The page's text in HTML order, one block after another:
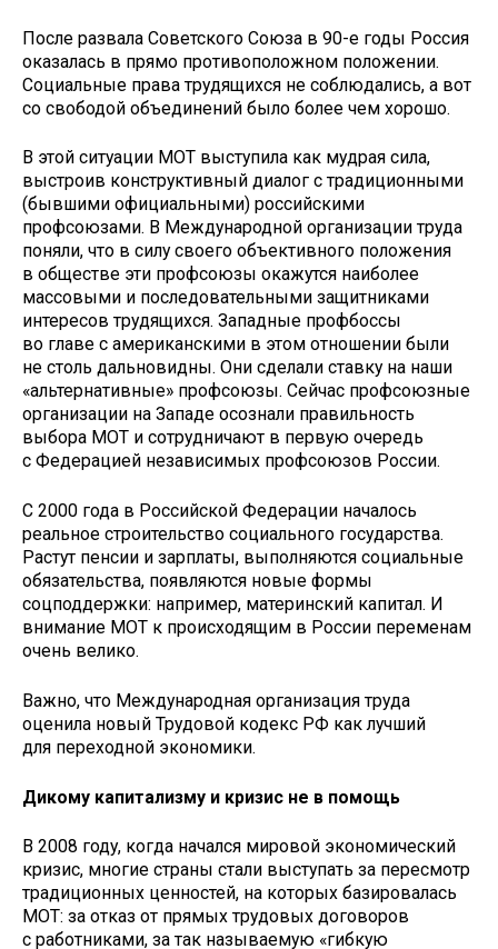
После развала Советского Союза в 90-е годы Россия
оказалась в прямо противоположном положении.
Социальные права трудящихся не соблюдались, а вот
со свободой объединений было более чем хорошо.
В этой ситуации МОТ выступила как мудрая сила,
выстроив конструктивный диалог с традиционными
(бывшими официальными) российскими
профсоюзами. В Международной организации труда
поняли, что в силу своего объективного положения
в обществе эти профсоюзы окажутся на­иболее
массовыми и последовательными защитниками
интересов трудящихся. Западные профбоссы
во главе с американскими в этом отношении были
не столь дальновидны. Они сделали ставку на наши
«альтернативные» проф­союзы. Сейчас профсоюзные
организации на Западе осознали правильность
выбора МОТ и сотрудничают в первую очередь
с Федерацией независимых профсоюзов России.
С 2000 года в Российской Федерации началось
реальное строительство социального государства.
Растут пенсии и зарплаты, выполняются социальные
обязательства, появляются новые формы
соцподдержки: например, материнский капитал. И
внимание МОТ к происходящим в России переменам
очень велико.
Важно, что Международная организация труда
оценила новый Трудовой кодекс РФ как лучший
для переходной экономики.
Дикому капитализму и кризис не в помощь
В 2008 году, когда начался мировой экономический
кризис, многие страны стали выступать за пересмотр
традиционных ценностей, на которых базировалась
МОТ: за отказ от прямых трудовых договоров
с работниками, за так называемую «гибкую